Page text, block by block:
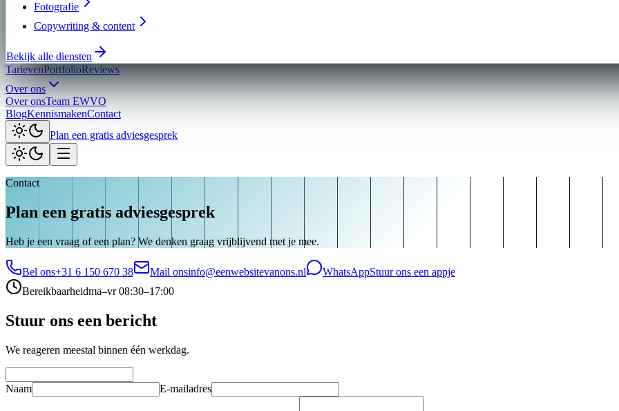
Fotografie
Copywriting & content
Bekijk alle diensten
TarievenPortfolioReviews
Over ons
Over onsTeam EWVO
BlogKennismakenContact
Plan een gratis adviesgesprek
Contact
Plan een gratis adviesgesprek
Heb je een vraag of een plan? We denken graag vrijblijvend met je mee.
Bel ons+31 6 150 670 38 Mail onsinfo@eenwebsitevanons.nl WhatsAppStuur ons een appje
Bereikbaarheidma–vr 08:30–17:00
Stuur ons een bericht
We reageren meestal binnen één werkdag.
Naam E-mailadres